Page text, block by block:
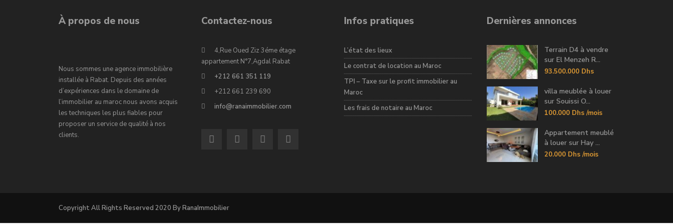
À propos de nous
Nous sommes une agence immobilière
installée à Rabat. Depuis des années
d’expériences dans le domaine de
l’immobilier au maroc nous avons acquis
les techniques les plus fiables pour
proposer un service de qualité à nos
clients.
Contactez-nous
4,Rue Oued Ziz 3éme étage
appartement N°7,Agdal Rabat
+212 661 351 119
+212 661 239 690
info@ranaimmobilier.com
Infos pratiques
L’état des lieux
Le contrat de location au Maroc
TPI – Taxe sur le profit immobilier au
Maroc
Les frais de notaire au Maroc
Dernières annonces
Terrain D4 à vendre
sur El Menzeh R...
93.500.000 Dhs
villa meublée à louer
sur Souissi O...
100.000 Dhs /mois
Appartement meublé
à louer sur Hay ...
20.000 Dhs /mois
Copyright All Rights Reserved 2020 By RanaImmobilier